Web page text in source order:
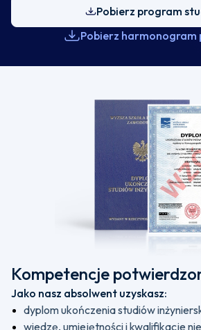
Pobierz program
Pobierz harmonogram
Kompetencje
Jako nasz absolwent uzyskasz:
dyplom ukończenia studiów
wiedzę, umiejętności i kwalifikacje